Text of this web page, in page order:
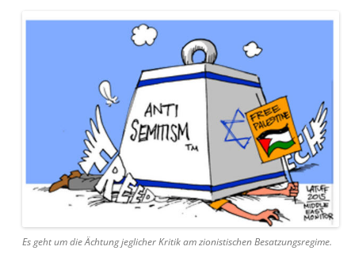
Es geht um die Ächtung jeglicher Kritik am zionistischen Besatzungsregime.